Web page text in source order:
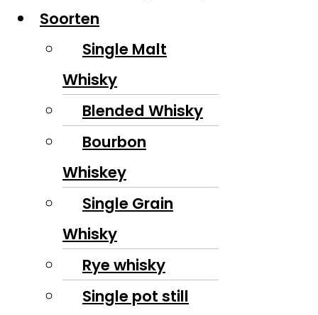
Soorten
Single Malt
Whisky
Blended Whisky
Bourbon
Whiskey
Single Grain
Whisky
Rye whisky
Single pot still